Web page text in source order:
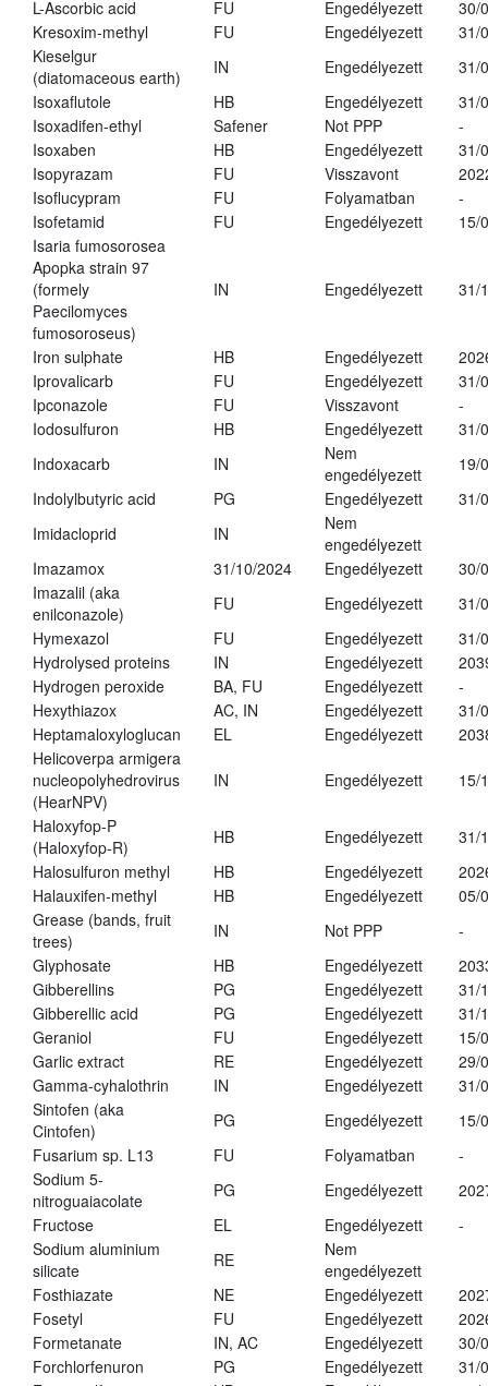
L-Ascorbic acid
FU Engedélyezett
30/
Kresoxim-methyl
FU Engedélyezett
31/
Kieselgur
(diatomaceous earth)
IN Engedélyezett
31/
Isoxaflutole
HB Engedélyezett
31/
Isoxadifen-ethyl
Safener Not PPP
-
Isoxaben
HB Engedélyezett
31/
Isopyrazam
FU Visszavont
Isoflucypram
FU Folyamatban
-
Isofetamid
FU Engedélyezett
15/
Isaria fumosorosea
Apopka strain 97
(formely
Paecilomyces
fumosoroseus)
IN Engedélyezett 31/
Iron sulphate HB Engedélyezett
Iprovalicarb
FU Engedélyezett
31/
Ipconazole
FU Visszavont
-
Iodosulfuron
HB Engedélyezett
31/
Indoxacarb
IN
Nem
engedélyezett
19/
Indolylbutyric acid
PG Engedélyezett
31/
Imidacloprid
IN
Nem
engedélyezett
Imazamox
31/10/2024 Engedélyezett
30/
Imazalil (aka
enilconazole)
FU Engedélyezett
31/
Hymexazol
FU Engedélyezett
31/
Hydrolysed proteins
IN Engedélyezett
Hydrogen peroxide
BA, FU Engedélyezett
-
Hexythiazox
AC, IN Engedélyezett
31/
Heptamaloxyloglucan
EL Engedélyezett
Helicoverpa armigera
nucleopolyhedrovirus
(HearNPV)
IN Engedélyezett 15/
Haloxyfop-P
(Haloxyfop-R)
HB Engedélyezett
31/
Halosulfuron methyl
HB Engedélyezett
Halauxifen-methyl
HB Engedélyezett
05/
Grease (bands, fruit
trees)
IN Not PPP
-
Glyphosate
HB Engedélyezett
Gibberellins
PG Engedélyezett
31/
Gibberellic acid
PG Engedélyezett
31/
Geraniol
FU Engedélyezett
15/
Garlic extract
RE Engedélyezett
29/
Gamma-cyhalothrin
IN Engedélyezett
31/
Sintofen (aka
Cintofen)
PG Engedélyezett
15/
Fusarium sp. L13
FU Folyamatban
-
Sodium 5-
nitroguaiacolate
PG Engedélyezett
Fructose
EL Engedélyezett
-
Sodium aluminium
silicate
RE
Nem
engedélyezett
Fosthiazate
NE Engedélyezett
Fosetyl
FU Engedélyezett
Formetanate
IN, AC Engedélyezett
30/
Forchlorfenuron
PG Engedélyezett
31/